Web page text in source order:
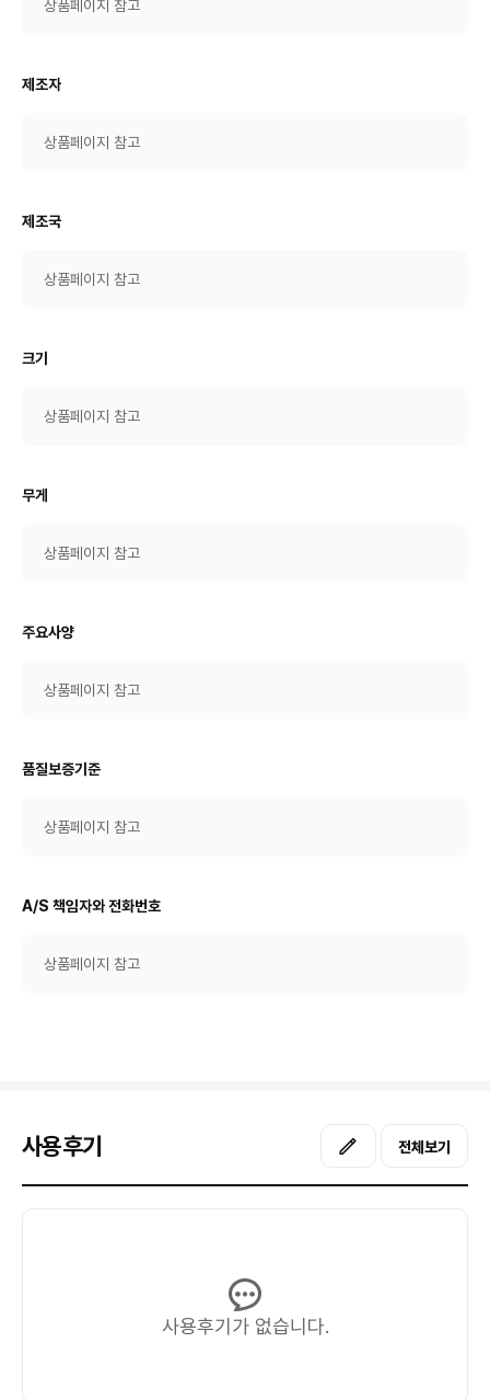
상품페이지 참고
제조자
상품페이지 참고
제조국
상품페이지 참고
크기
상품페이지 참고
무게
상품페이지 참고
주요사양
상품페이지 참고
품질보증기준
상품페이지 참고
A/S 책임자와 전화번호
상품페이지 참고
사용후기 전체보기
사용후기가 없습니다.